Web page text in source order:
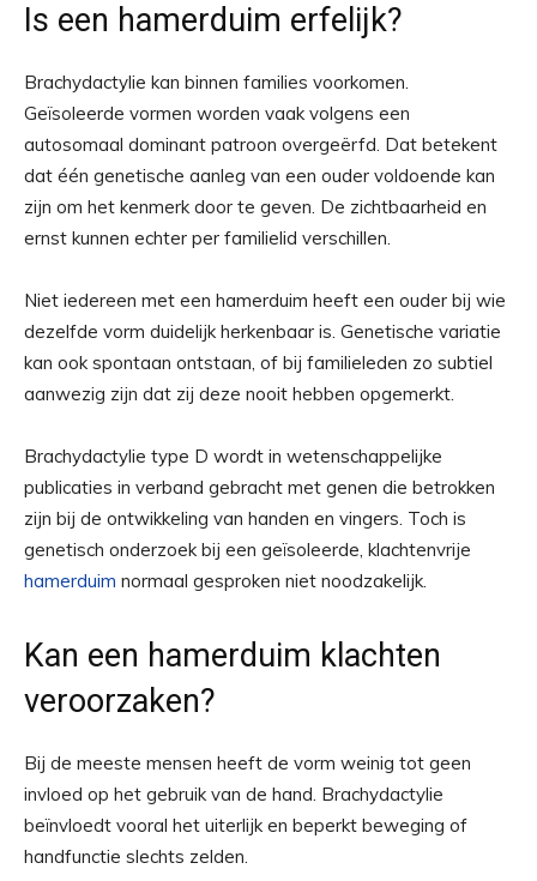
Is een hamerduim erfelijk?
Brachydactylie kan binnen families voorkomen.
Geïsoleerde vormen worden vaak volgens een
autosomaal dominant patroon overgeërfd. Dat betekent
dat één genetische aanleg van een ouder voldoende kan
zijn om het kenmerk door te geven. De zichtbaarheid en
ernst kunnen echter per familielid verschillen.
Niet iedereen met een hamerduim heeft een ouder bij wie
dezelfde vorm duidelijk herkenbaar is. Genetische variatie
kan ook spontaan ontstaan, of bij familieleden zo subtiel
aanwezig zijn dat zij deze nooit hebben opgemerkt.
Brachydactylie type D wordt in wetenschappelijke
publicaties in verband gebracht met genen die betrokken
zijn bij de ontwikkeling van handen en vingers. Toch is
genetisch onderzoek bij een geïsoleerde, klachtenvrije
hamerduim normaal gesproken niet noodzakelijk.
Kan een hamerduim klachten
veroorzaken?
Bij de meeste mensen heeft de vorm weinig tot geen
invloed op het gebruik van de hand. Brachydactylie
beïnvloedt vooral het uiterlijk en beperkt beweging of
handfunctie slechts zelden.